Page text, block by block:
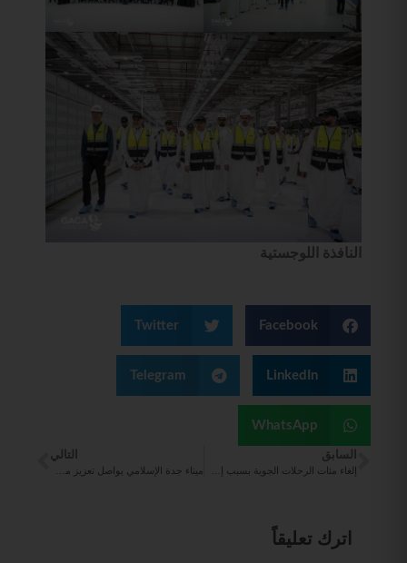
النافذة اللوجستية
Facebook
Twitter
LinkedIn
Telegram
WhatsApp
السابق التالي
اترك تعليقاً